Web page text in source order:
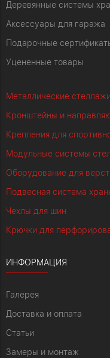
Деревянные системы
Аксессуары для гаража
Подарочные
Уцененные товары
Металлические
Кронштейны и
Крепления для
Модульные системы
Оборудование для
Подвесная система
Чехлы для шин
Крючки для
ИНФОРМАЦИЯ
Галерея
Доставка и оплата
Статьи
Замеры и монтаж